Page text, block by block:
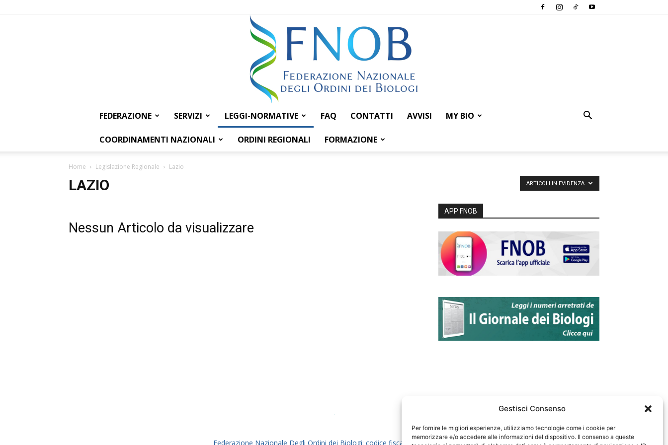
Gestisci Consenso
Per fornire le migliori esperienze, utilizziamo tecnologie come i cookie per
memorizzare e/o accedere alle informazioni del dispositivo. Il consenso a queste
Federazione
FEDERAZIONE SERVIZI LEGGI-NORMATIVE FAQ CONTATTI AVVISI MY BIO
COORDINAMENTI NAZIONALI ORDINI REGIONALI FORMAZIONE
Home Legislazione Regionale Lazio
LAZIO ARTICOLI IN EVIDENZA
Nessun Articolo da visualizzare
APP FNOB
Federazione Nazionale Degli Ordini dei Biologi: codice fiscale 80069130583